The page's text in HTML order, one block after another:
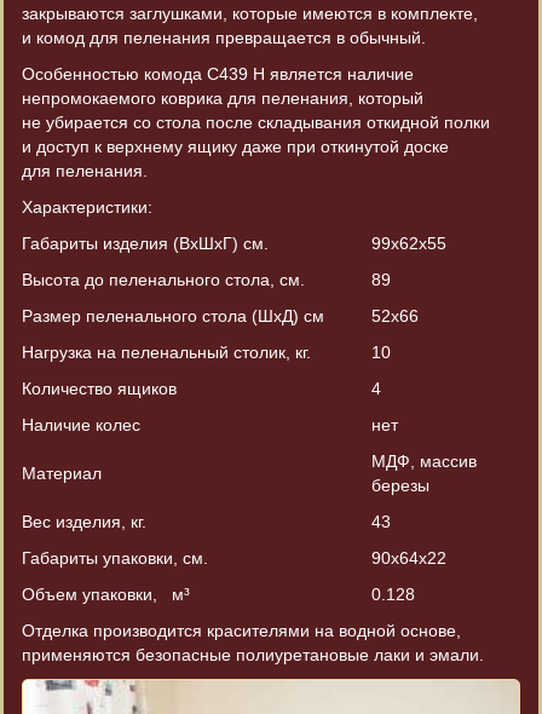
закрываются заглушками, которые имеются в комплекте,
и комод для пеленания превращается в обычный.
Особенностью комода С439 Н является наличие
непромокаемого коврика для пеленания, который
не убирается со стола после складывания откидной полки
и доступ к верхнему ящику даже при откинутой доске
для пеленания.
Характеристики:
Габариты изделия (ВхШхГ) см.
99х62х55
Высота до пеленального стола, см.
89
Размер пеленального стола (ШхД) см
52х66
Нагрузка на пеленальный столик, кг.
10
Количество ящиков
4
Наличие колес
нет
Материал
МДФ, массив
березы
Вес изделия, кг.
43
Габариты упаковки, см.
90х64х22
Объем упаковки, м³
0.128
Отделка производится красителями на водной основе,
применяются безопасные полиуретановые лаки и эмали.